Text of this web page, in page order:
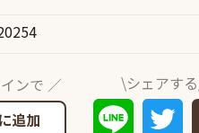
ンで ／
追加
\シェアす